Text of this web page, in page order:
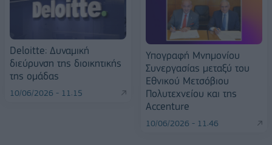
Deloitte: Δυναμική
διεύρυνση της διοικητικής
της ομάδας
10/06/2026 - 11:15
Υπογραφή Μνημονίου
Συνεργασίας μεταξύ του
Εθνικού Μετσόβιου
Πολυτεχνείου και της
Accenture
10/06/2026 - 11:46